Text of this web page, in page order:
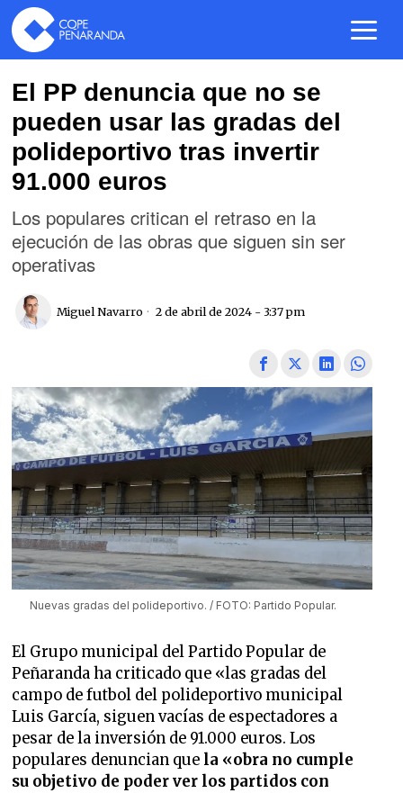
El PP denuncia que no se
pueden usar las gradas del
polideportivo tras invertir
91.000 euros
Los populares critican el retraso en la
ejecución de las obras que siguen sin ser
operativas
Miguel Navarro 2 de abril de 2024 - 3:37 pm
Nuevas gradas del polideportivo. / FOTO: Partido Popular.
El Grupo municipal del Partido Popular de
Peñaranda ha criticado que «las gradas del
campo de futbol del polideportivo municipal
Luis García, siguen vacías de espectadores a
pesar de la inversión de 91.000 euros. Los
populares denuncian que la «obra no cumple
su objetivo de poder ver los partidos con